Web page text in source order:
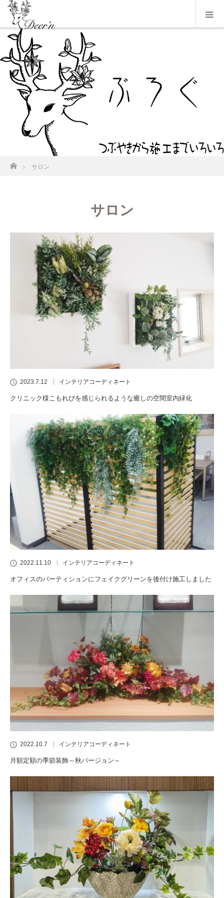
ホーム
サロン
サロン
2023.7.12 インテリアコーディネート
クリニック様こもれびを感じられるような癒しの空間室内緑化
2022.11.10 インテリアコーディネート
オフィスのパーティションにフェイクグリーンを後付け施工しました
2022.10.7 インテリアコーディネート
月額定額の季節装飾～秋バージョン～